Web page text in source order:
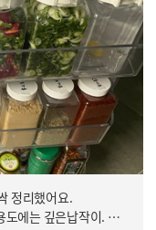
정리했어요.
도에는 깊은납작이.